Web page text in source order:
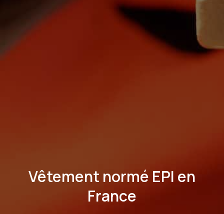
Vêtement normé EPI en
France